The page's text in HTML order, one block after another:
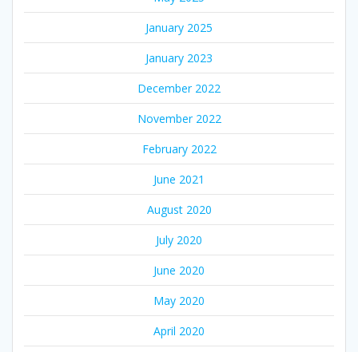
January 2025
January 2023
December 2022
November 2022
February 2022
June 2021
August 2020
July 2020
June 2020
May 2020
April 2020